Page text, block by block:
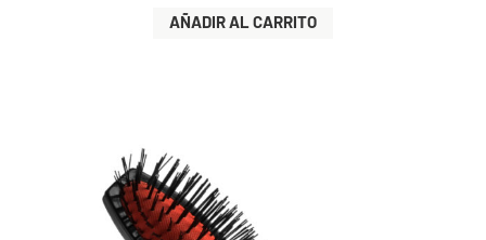
AÑADIR AL CARRITO